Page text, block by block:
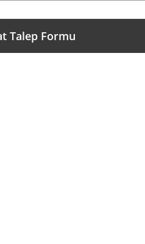
Talep Formu